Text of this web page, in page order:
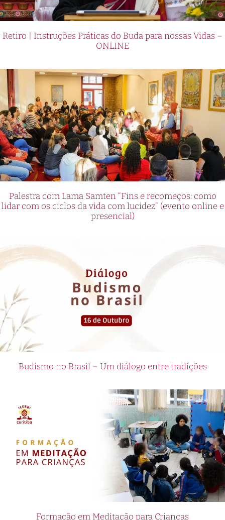
Retiro | Instruções Práticas do Buda para nossas Vidas –
ONLINE
Palestra com Lama Samten “Fins e recomeços: como
lidar com os ciclos da vida com lucidez” (evento online e
presencial)
Budismo no Brasil – Um diálogo entre tradições
Formação em Meditação para Crianças